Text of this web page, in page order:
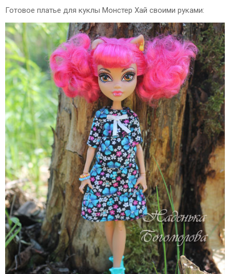
Готовое платье для куклы Монстер Хай своими руками: